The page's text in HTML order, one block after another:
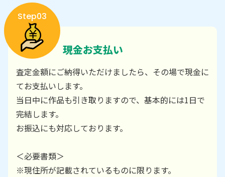
Step03
現金お支払い
査定金額にご納得いただけましたら、その場で現金に
てお支払いします。
当日中に作品も引き取りますので、基本的には1日で
完結します。
お振込にも対応しております。
＜必要書類＞
※現住所が記載されているものに限ります。